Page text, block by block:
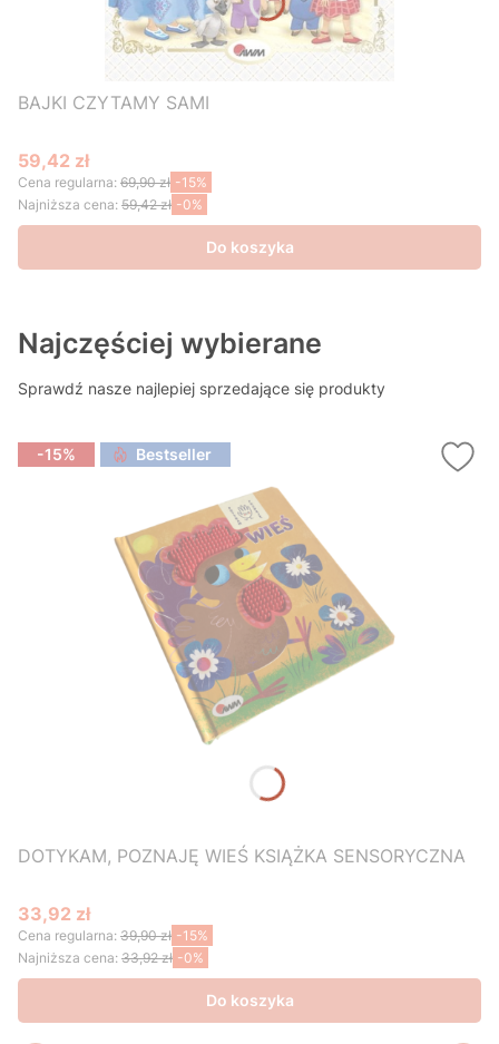
BAJKI CZYTAMY SAMI
Cena promocyjna
59,42 zł
Cena regularna: 69,90 zł -15%
Najniższa cena: 59,42 zł -0%
Do koszyka
Najczęściej wybierane
Sprawdź nasze najlepiej sprzedające się produkty
-15% Bestseller
DOTYKAM, POZNAJĘ WIEŚ KSIĄŻKA SENSORYCZNA
Cena promocyjna
33,92 zł
Cena regularna: 39,90 zł -15%
Najniższa cena: 33,92 zł -0%
Do koszyka